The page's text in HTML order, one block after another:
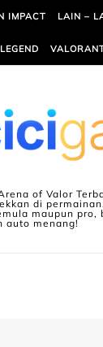
IMPACT LAIN –
of Valor
di
maupun pro,
auto menang!